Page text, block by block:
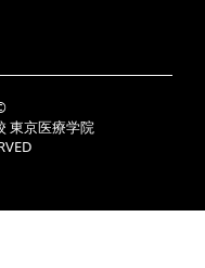
東京医療学院